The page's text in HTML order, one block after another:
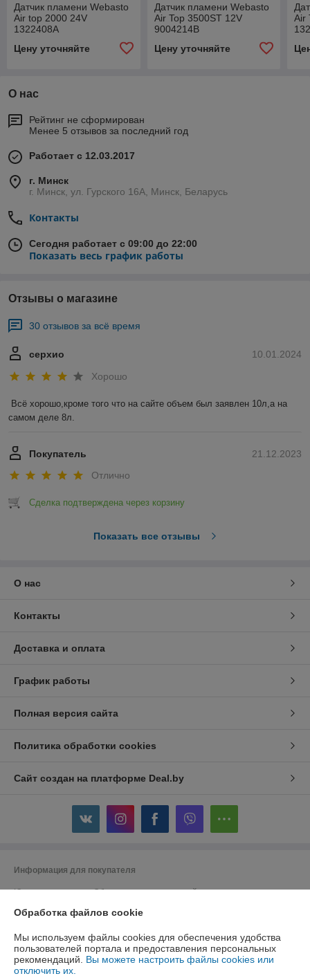
Датчик пламени Webasto
Air top 2000 24V
1322408A
Цену уточняйте
Датчик пламени Webasto
Air Top 3500ST 12V
9004214B
Цену уточняйте
Air
О нас
Рейтинг не сформирован
Менее 5 отзывов за последний год
Работает с 12.03.2017
г. Минск
г. Минск, ул. Гурского 16А, Минск, Беларусь
Контакты
Сегодня работает с 09:00 до 22:00
Показать весь график работы
Отзывы о магазине
30 отзывов за всё время
10.01.2024
серхио
Хорошо
Всё хорошо,кроме того что на сайте объем был заявлен 10л,а на
самом деле 8л.
21.12.2023
Покупатель
Отлично
Сделка подтверждена через корзину
Показать все отзывы
О нас
Контакты
Доставка и оплата
График работы
Полная версия сайта
Политика обработки cookies
Сайт создан на платформе Deal.by
Информация для покупателя
Юридическое лицо:Общество с ограниченной ответственностью
2200015, Республика Беларусь, ул. Гурского 16/14 пом 3
Регистрационный номер ЕГР: 193042313
УНП: 193042313
Обработка файлов cookie
Мы используем файлы cookies для обеспечения удобства
пользователей портала и предоставления персональных
рекомендаций. Вы можете настроить файлы cookies или
отключить их.